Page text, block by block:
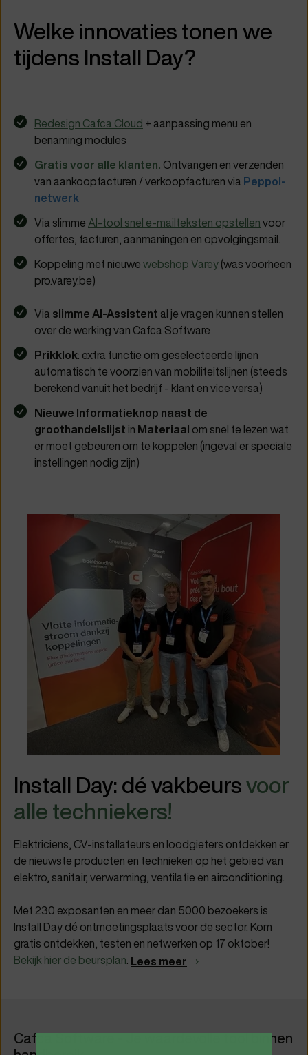
Welke innovaties tonen we
tijdens Install Day?
Redesign Cafca Cloud + aanpassing menu en
benaming modules
Gratis voor alle klanten. Ontvangen en verzenden
van aankoopfacturen / verkoopfacturen via Peppol-
netwerk
Via slimmeAI-tool snel e-mailteksten opstellenvoor
offertes, facturen, aanmaningen en opvolgingsmail.
Koppeling met nieuwewebshop Varey(was voorheen
pro.varey.be)
Via slimme AI-Assistent al je vragen kunnen stellen
over de werking van Cafca Software
Prikklok: extra functie om geselecteerde lijnen
automatisch te voorzien van mobiliteitslijnen (steeds
berekend vanuit het bedrijf - klant en vice versa)
Nieuwe Informatieknop naast de
groothandelslijst in Materiaal om snel te lezen wat
er moet gebeuren om te koppelen (ingeval er speciale
instellingen nodig zijn)
Install Day: dé vakbeursvoor
alle techniekers!
Elektriciens, CV-installateurs en loodgieters ontdekken er
de nieuwste producten en technieken op het gebied van
elektro, sanitair, verwarming, ventilatie en airconditioning.
Met 230 exposanten en meer dan 5000 bezoekers is
Install Day dé ontmoetingsplaats voor de sector. Kom
gratis ontdekken, testen en netwerken op 17 oktober!
Bekijk hier de beursplan. Lees meer
Cafca Software - Je waardevolle tool binnen